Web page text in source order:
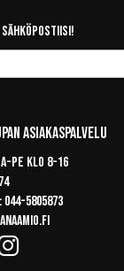
Asiakaspalvelu
pe klo 8-16
044-5805873